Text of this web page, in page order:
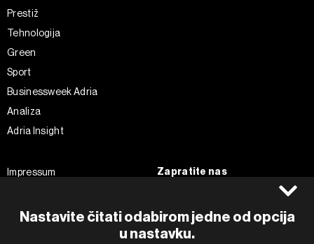
Nastavite čitati odabirom jedne od opcija
u nastavku.
Prestiž
Tehnologija
Green
Sport
Businessweek Adria
Analiza
Adria Insight
Impressum
Pravila privatnosti
Zapratite nas
Instagram
Twitter